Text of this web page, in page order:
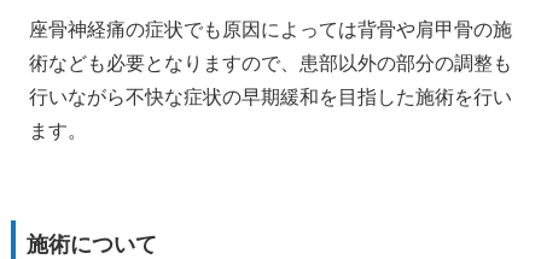
座骨神経痛の症状でも原因によっては背骨や肩甲骨の施
術なども必要となりますので、患部以外の部分の調整も
行いながら不快な症状の早期緩和を目指した施術を行い
ます。
施術について